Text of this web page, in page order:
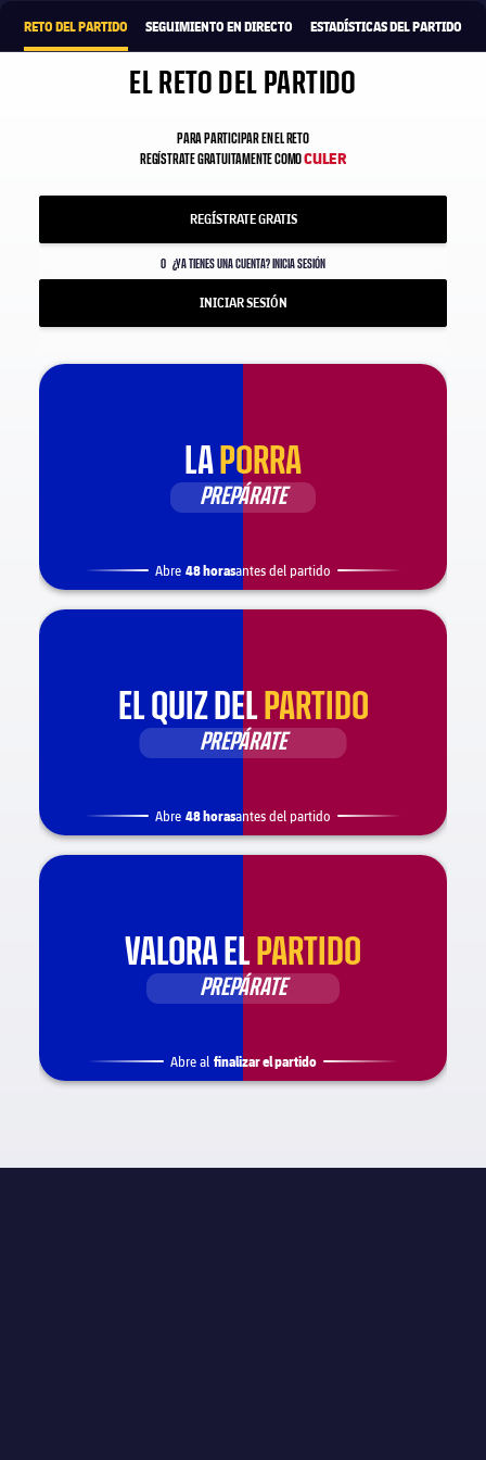
RETO DEL PARTIDO SEGUIMIENTO EN DIRECTO ESTADÍSTICAS DEL PARTIDO
EL RETO DEL PARTIDO
PARA PARTICIPAR EN EL RETO
REGÍSTRATE GRATUITAMENTE COMOCULER
REGÍSTRATE GRATIS
O ¿YA TIENES UNA CUENTA? INICIA SESIÓN
INICIAR SESIÓN
LA PORRA
PREPÁRATE
Abre 48 horasantes del partido
EL QUIZ DEL PARTIDO
PREPÁRATE
Abre 48 horasantes del partido
VALORA EL PARTIDO
PREPÁRATE
Abre al finalizar el partido